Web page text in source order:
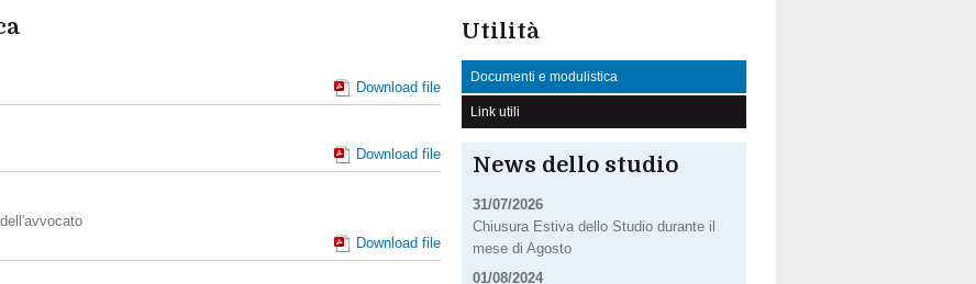
Download file
Download file
Download file
Utilità
Documenti e modulistica
Link utili
News dello studio
31/07/2026
Chiusura Estiva dello Studio durante il
mese di Agosto
01/08/2024